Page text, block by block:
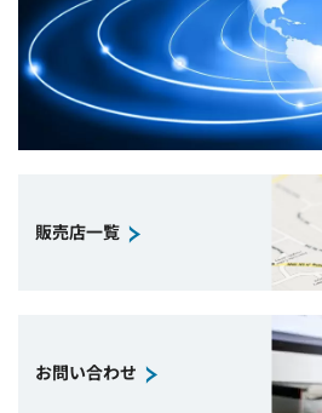
販売店一覧
お問い合わせ